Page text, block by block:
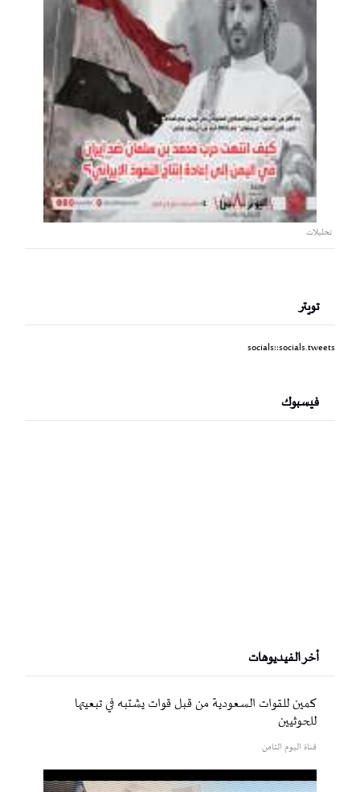
تحليلات
تويتر
socials::socials.tweets
فيسبوك
أخر الفيديوهات
كمين للقوات السعودية من قبل قوات يشتبه في تبعيتها
للحوثيين
قناة اليوم الثامن